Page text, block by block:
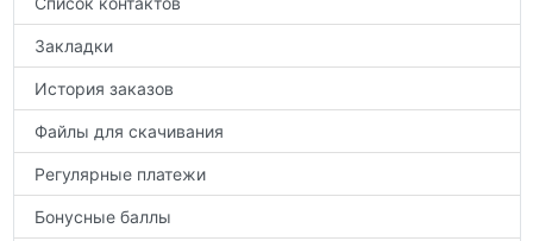
Закладки
История заказов
Файлы для скачивания
Регулярные платежи
Бонусные баллы